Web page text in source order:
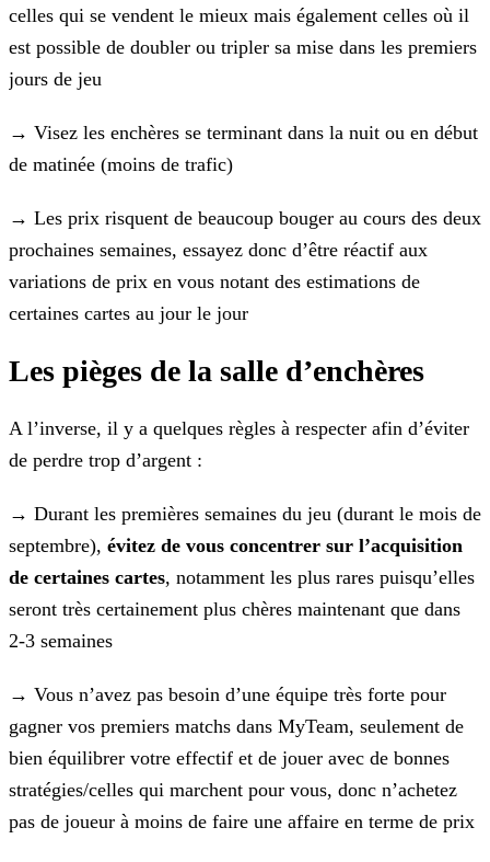
celles qui se vendent le mieux mais également celles où il
est possible de doubler ou tripler sa mise dans les premiers
jours de jeu
→ Visez les enchères se terminant dans la nuit ou en début
de matinée (moins de trafic)
→ Les prix risquent de beaucoup bouger au cours des deux
prochaines semaines, essayez donc d’être réactif aux
variations de prix en vous notant des estimations de
certaines cartes au jour le jour
Les pièges de la salle d’enchères
A l’inverse, il y a quelques règles à respecter afin d’éviter
de perdre trop d’argent :
→ Durant les premières semaines du jeu (durant le mois de
septembre), évitez de vous concentrer sur l’acquisition
de certaines cartes, notamment les plus rares puisqu’elles
seront très certainement plus chères maintenant que dans
2-3 semaines
→ Vous n’avez pas besoin d’une équipe très forte pour
gagner vos premiers matchs dans MyTeam, seulement de
bien équilibrer votre effectif et de jouer avec de bonnes
stratégies/celles qui marchent pour vous, donc n’achetez
pas de joueur à moins de faire une affaire en terme de prix